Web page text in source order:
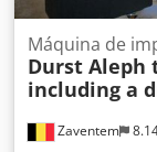
Zaventem
Máquina de
Durst Aleph
including a